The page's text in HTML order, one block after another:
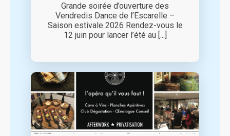
Grande soirée d’ouverture des
Vendredis Dance de l’Escarelle –
Saison estivale 2026 Rendez-vous le
12 juin pour lancer l’été au [...]